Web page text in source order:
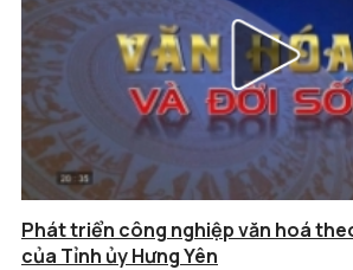
Phát triển công nghiệp văn hoá
của Tỉnh ủy Hưng Yên